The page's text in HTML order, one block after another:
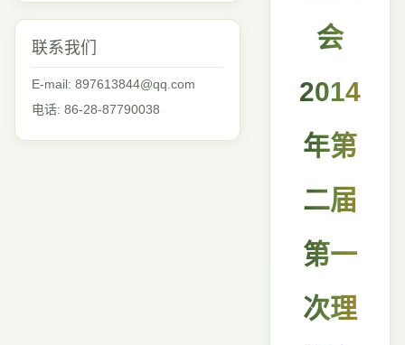
联系我们
E-mail: 897613844@qq.com
电话: 86-28-87790038
会
2014
年第
二届
第一
次理